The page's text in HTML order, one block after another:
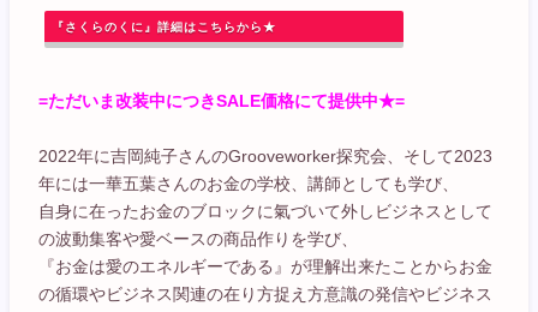
『さくらのくに』詳細はこちらから★
=ただいま改装中につきSALE価格にて提供中★=
2022年に吉岡純子さんのGrooveworker探究会、そして2023
年には一華五葉さんのお金の学校、講師としても学び、
自身に在ったお金のブロックに氣づいて外しビジネスとして
の波動集客や愛ベースの商品作りを学び、
『お金は愛のエネルギーである』が理解出来たことからお金
の循環やビジネス関連の在り方捉え方意識の発信やビジネス